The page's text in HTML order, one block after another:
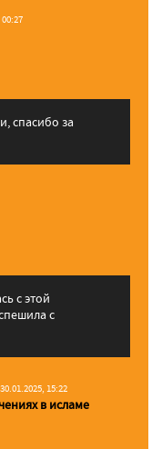
спасибо за
с этой
с
15:22
в исламе